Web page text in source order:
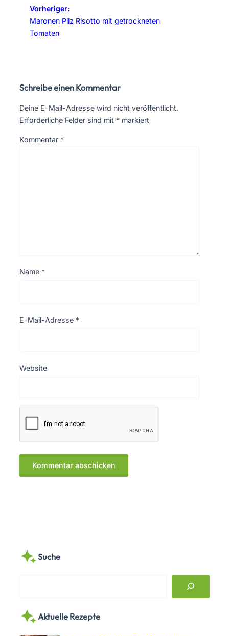
Vorheriger:
Maronen Pilz Risotto mit getrockneten
Tomaten
Schreibe einen Kommentar
Deine E-Mail-Adresse wird nicht veröffentlicht.
Erforderliche Felder sind mit * markiert
Kommentar *
Name *
E-Mail-Adresse *
Website
Suche
r
Aktuelle Rezepte